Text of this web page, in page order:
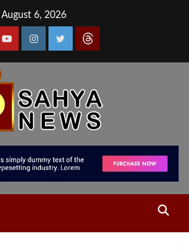
August 6, 2026